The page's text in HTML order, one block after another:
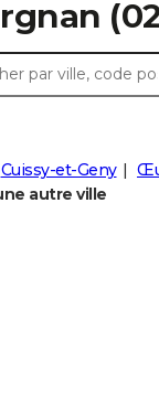
Cuissy-et-Geny
autre ville